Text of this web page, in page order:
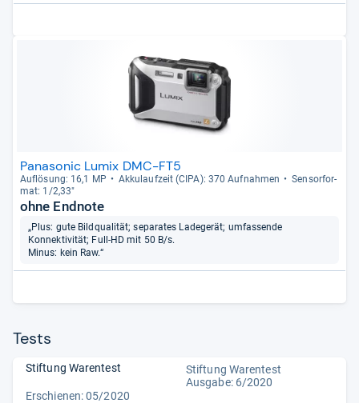
Panasonic Lumix DMC-FT5
Auf­lö­sung: 16,1 MP Akku­lauf­zeit (CIPA): 370 Auf­nah­men
Sen­sor­for­
mat: 1/2,33"
ohne Endnote
„Plus: gute Bildqualität; separates Ladegerät; umfassende
Konnektivität; Full-HD mit 50 B/s.
Minus: kein Raw.“
Tests
Stiftung Warentest
Stiftung Warentest
Ausgabe: 6/2020
Erschienen: 05/2020